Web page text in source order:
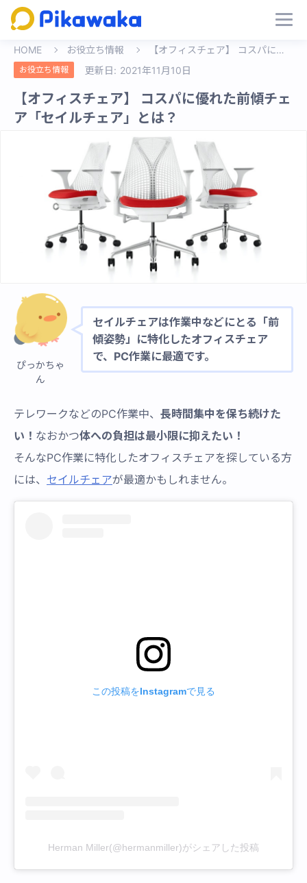
HOME お役立ち情報 【オフィスチェア】 コスパに優れた前傾チェア「セイルチェア」とは？
お役立ち情報 更新日: 2021年11月10日
【オフィスチェア】 コスパに優れた前傾チェ
ア「セイルチェア」とは？
ぴっかちゃ
ん
セイルチェアは作業中などにとる「前
傾姿勢」に特化したオフィスチェア
で、PC作業に最適です。
テレワークなどのPC作業中、 長時間集中を保ち続けた
い！ なおかつ体への負担は最小限に抑えたい！
そんなPC作業に特化したオフィスチェアを探している方
には、 セイルチェアが最適かもしれません。
この投稿をInstagramで見る
Herman Miller(@hermanmiller)がシェアした投稿